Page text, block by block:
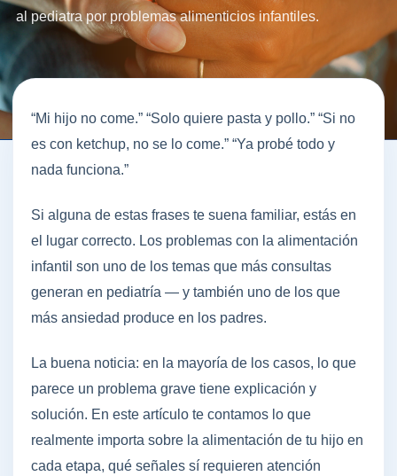
al pediatra por problemas alimenticios infantiles.
“Mi hijo no come.” “Solo quiere pasta y pollo.” “Si no
es con ketchup, no se lo come.” “Ya probé todo y
nada funciona.”
Si alguna de estas frases te suena familiar, estás en
el lugar correcto. Los problemas con la alimentación
infantil son uno de los temas que más consultas
generan en pediatría — y también uno de los que
más ansiedad produce en los padres.
La buena noticia: en la mayoría de los casos, lo que
parece un problema grave tiene explicación y
solución. En este artículo te contamos lo que
realmente importa sobre la alimentación de tu hijo en
cada etapa, qué señales sí requieren atención